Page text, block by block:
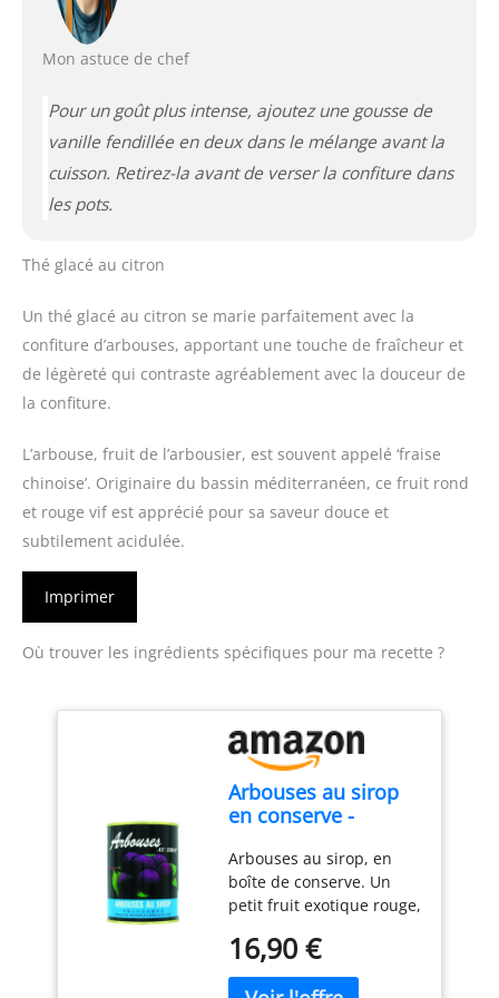
Mon astuce de chef
Pour un goût plus intense, ajoutez une gousse de
vanille fendillée en deux dans le mélange avant la
cuisson. Retirez-la avant de verser la confiture dans
les pots.
Thé glacé au citron
Un thé glacé au citron se marie parfaitement avec la
confiture d’arbouses, apportant une touche de fraîcheur et
de légèreté qui contraste agréablement avec la douceur de
la confiture.
L’arbouse, fruit de l’arbousier, est souvent appelé ‘fraise
chinoise’. Originaire du bassin méditerranéen, ce fruit rond
et rouge vif est apprécié pour sa saveur douce et
subtilement acidulée.
Imprimer
Où trouver les ingrédients spécifiques pour ma recette ?
Arbouses au sirop
en conserve -
exotiques - 567G
(Lot de 2 boîtes)
Arbouses au sirop, en
boîte de conserve. Un
petit fruit exotique rouge,
dans vos salades de
fruits pour leur donner
16,90 €